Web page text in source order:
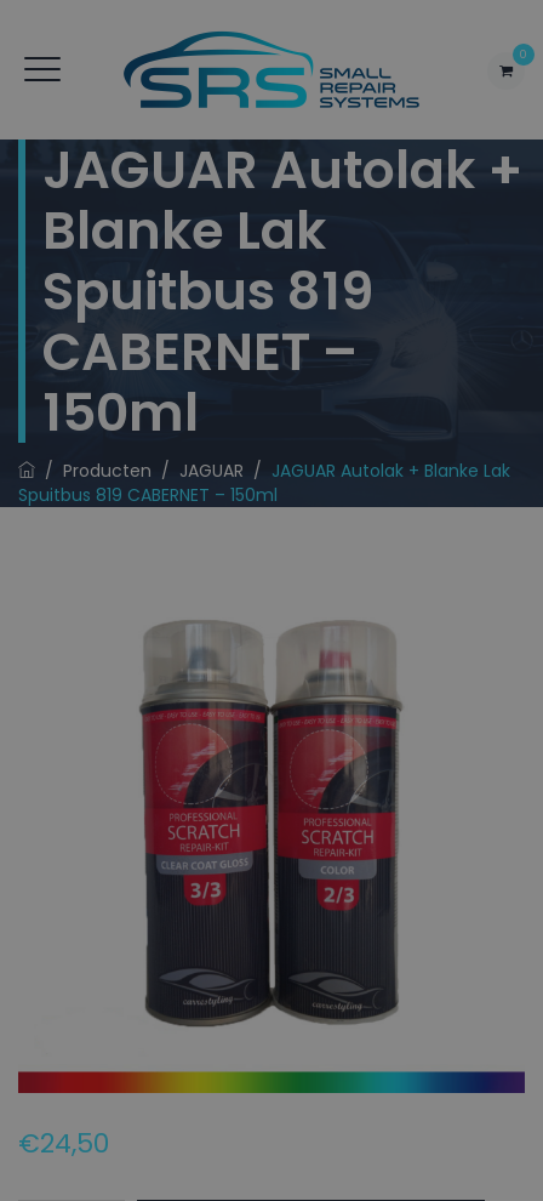
0
JAGUAR Autolak +
Blanke Lak
Spuitbus 819
CABERNET –
150ml
/ Producten / JAGUAR / JAGUAR Autolak + Blanke Lak
Spuitbus 819 CABERNET – 150ml
€24,50